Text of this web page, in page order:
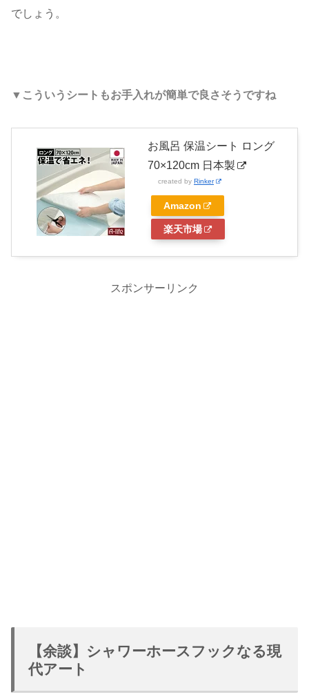
でしょう。
▼こういうシートもお手入れが簡単で良さそうですね
お風呂 保温シート ロング
70×120cm 日本製
created by Rinker
Amazon
楽天市場
スポンサーリンク
【余談】シャワーホースフックなる現
代アート